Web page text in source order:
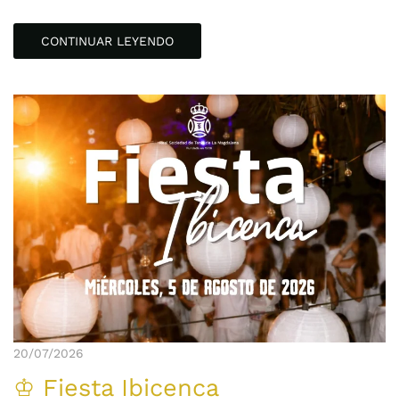
CONTINUAR LEYENDO
20/07/2026
♔ Fiesta Ibicenca